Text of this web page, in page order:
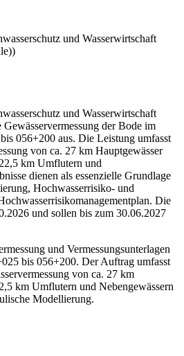
und Wasserwirtschaft
und Wasserwirtschaft
der Bode im
056+200 aus. Die Leistung umfasst
von ca. 27 km Hauptgewässer
km Umflutern und
dienen als essenzielle Grundlage
Hochwasserrisiko- und
Die
und sollen bis zum 30.06.2027
und Vermessungsunterlagen
bis 056+200. Der Auftrag umfasst
von ca. 27 km
km Umflutern und Nebengewässern
Modellierung.